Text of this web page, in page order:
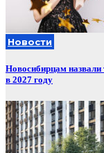
Новости
Новосибирцам назвали
в 2027 году